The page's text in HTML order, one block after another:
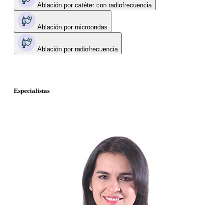
Ablación por catéter con radiofrecuencia
Ablación por microondas
Ablación por radiofrecuencia
Especialistas